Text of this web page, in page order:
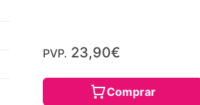
PVP. 23,90€
Comprar